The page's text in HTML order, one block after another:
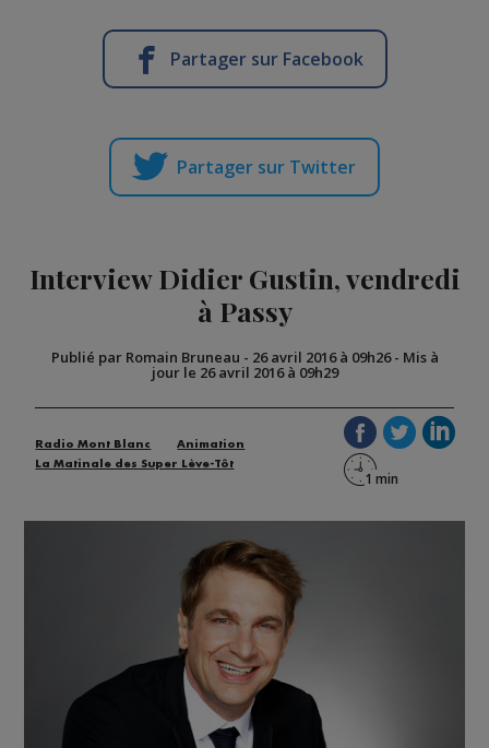
Partager sur Facebook
Partager sur Twitter
Interview Didier Gustin, vendredi
à Passy
Publié par Romain Bruneau - 26 avril 2016 à 09h26- Mis à
jour le 26 avril 2016 à 09h29
Radio Mont Blanc
Animation
La Matinale des Super Lève-Tôt